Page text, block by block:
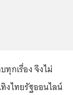
ทุกเรื่อง จึงไม่
งไทยรัฐออนไลน์